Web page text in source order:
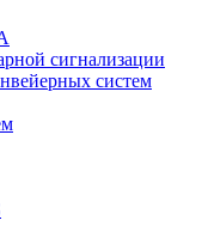
сигнализации
систем